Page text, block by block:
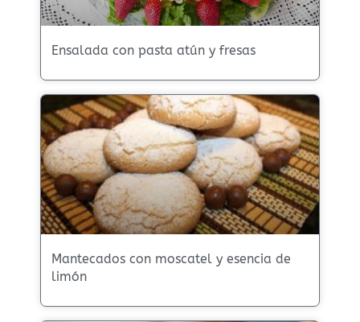
Ensalada con pasta atún y fresas
Mantecados con moscatel y esencia de
limón